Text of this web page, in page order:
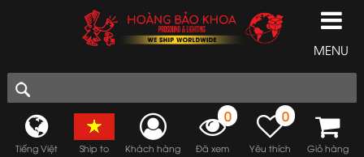
MENU
Tiếng Việt Ship to Khách hàng
0
Đã xem
0
Yêu thích Giỏ hàng